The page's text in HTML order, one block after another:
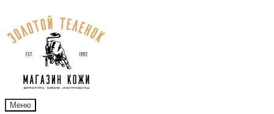
навигации
содержимому
Меню